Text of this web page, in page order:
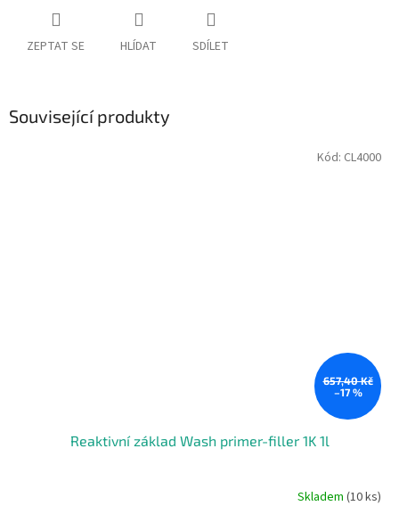
ZEPTAT SE HLÍDAT SDÍLET
Související produkty
657,40 Kč
–17 %
Reaktivní základ Wash primer-filler 1K 1l
Skladem (10 ks)
Kód: CL4000